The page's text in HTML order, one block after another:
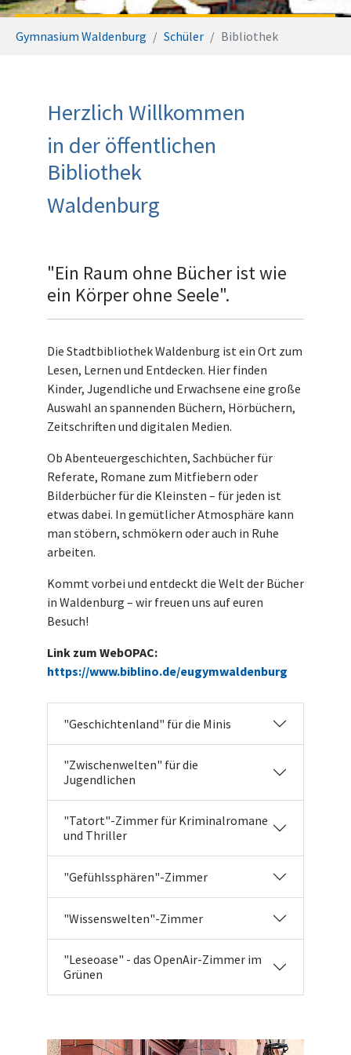
Gymnasium Waldenburg Schüler Bibliothek
Herzlich Willkommen
in der öffentlichen
Bibliothek
Waldenburg
"Ein Raum ohne Bücher ist wie
ein Körper ohne Seele".
Die Stadtbibliothek Waldenburg ist ein Ort zum
Lesen, Lernen und Entdecken. Hier finden
Kinder, Jugendliche und Erwachsene eine große
Auswahl an spannenden Büchern, Hörbüchern,
Zeitschriften und digitalen Medien.
Ob Abenteuergeschichten, Sachbücher für
Referate, Romane zum Mitfiebern oder
Bilderbücher für die Kleinsten – für jeden ist
etwas dabei. In gemütlicher Atmosphäre kann
man stöbern, schmökern oder auch in Ruhe
arbeiten.
Kommt vorbei und entdeckt die Welt der Bücher
in Waldenburg – wir freuen uns auf euren
Besuch!
Link zum WebOPAC:
https://www.biblino.de/eugymwaldenburg
"Geschichtenland" für die Minis
"Zwischenwelten" für die
Jugendlichen
"Tatort"-Zimmer für Kriminalromane
und Thriller
"Gefühlssphären"-Zimmer
"Wissenswelten"-Zimmer
"Leseoase" - das OpenAir-Zimmer im
Grünen